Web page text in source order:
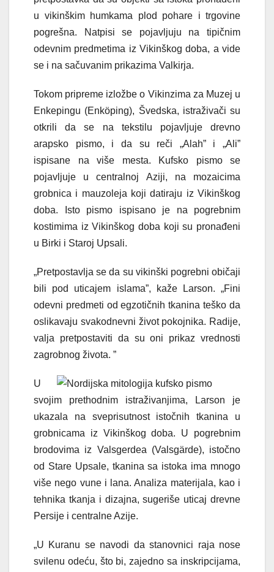
u vikinškim humkama plod pohare i trgovine
pogrešna. Natpisi se pojavljuju na tipičnim
odevnim predmetima iz Vikinškog doba, a vide
se i na sačuvanim prikazima Valkirja.
Tokom pripreme izložbe o Vikinzima za Muzej u
Enkepingu (Enköping), Švedska, istraživači su
otkrili da se na tekstilu pojavljuje drevno
arapsko pismo, i da su reči „Alah” i „Ali”
ispisane na više mesta. Kufsko pismo se
pojavljuje u centralnoj Aziji, na mozaicima
grobnica i mauzoleja koji datiraju iz Vikinškog
doba. Isto pismo ispisano je na pogrebnim
kostimima iz Vikinškog doba koji su pronađeni
u Birki i Staroj Upsali.
„Pretpostavlja se da su vikinški pogrebni običaji
bili pod uticajem islama”, kaže Larson. „Fini
odevni predmeti od egzotičnih tkanina teško da
oslikavaju svakodnevni život pokojnika. Radije,
valja pretpostaviti da su oni prikaz vrednosti
zagrobnog života. ”
U
svojim prethodnim istraživanjima, Larson je
ukazala na sveprisutnost istočnih tkanina u
grobnicama iz Vikinškog doba. U pogrebnim
brodovima iz Valsgerdea (Valsgärde), istočno
od Stare Upsale, tkanina sa istoka ima mnogo
više nego vune i lana. Analiza materijala, kao i
tehnika tkanja i dizajna, sugeriše uticaj drevne
Persije i centralne Azije.
„U Kuranu se navodi da stanovnici raja nose
svilenu odeću, što bi, zajedno sa inskripcijama,